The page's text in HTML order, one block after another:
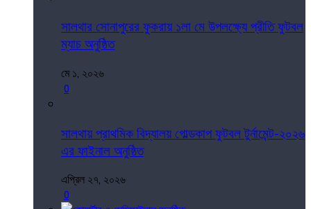
সালথার সোনাপুরের ফুকরায় ১লা মে উপলক্ষ্যে প্রীতি ফুটবল
ম্যাচ অনুষ্ঠিত
মে ১, ২০২৬
0
সালথায় প্রাথমিক বিদ্যালয় গোল্ডকাপ ফুটবল টুর্নামেন্ট-২০২৬
এর ফাইনাল অনুষ্ঠিত
এপ্রিল ২৭, ২০২৬
0